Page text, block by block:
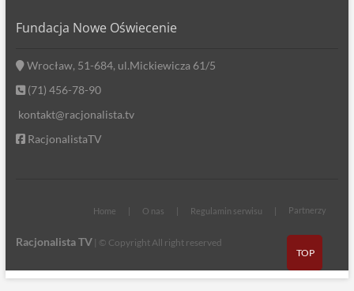
Fundacja Nowe Oświecenie
Wrocław, 51-684, ul.Mickiewicza 61/5
(71) 456-78-90
kontakt@racjonalista.tv
RacjonalistaTV
Home O nas Regulamin serwisu Partnerzy
Racjonalista TV| © Copyright All right reserved
TOP